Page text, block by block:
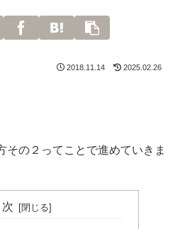
2018.11.14 2025.02.26
その２ってことで進めていきま
次